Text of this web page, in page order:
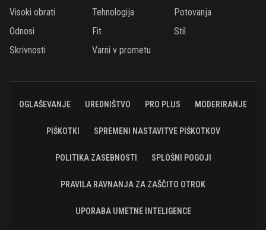
Visoki obrati
Tehnologija
Potovanja
Odnosi
Fit
Stil
Skrivnosti
Varni v prometu
OGLAŠEVANJE UREDNIŠTVO PRO PLUS MODERIRANJE
PIŠKOTKI SPREMENI NASTAVITVE PIŠKOTKOV
POLITIKA ZASEBNOSTI SPLOŠNI POGOJI
PRAVILA RAVNANJA ZA ZAŠČITO OTROK
UPORABA UMETNE INTELIGENCE